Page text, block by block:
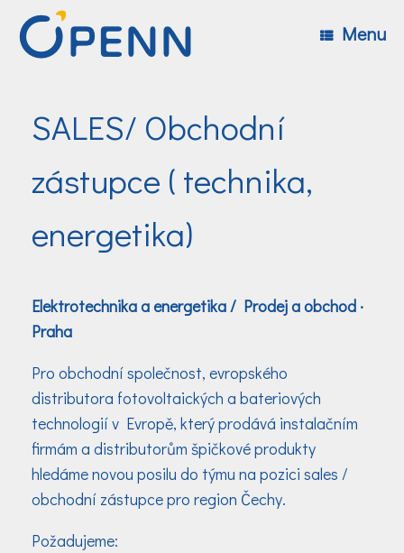
content
Menu
SALES/ Obchodní
zástupce ( technika,
energetika)
Elektrotechnika a energetika / Prodej a obchod ·
Praha
Pro obchodní společnost, evropského
distributora fotovoltaických a bateriových
technologií v Evropě, který prodává instalačním
firmám a distributorům špičkové produkty
hledáme novou posilu do týmu na pozici sales /
obchodní zástupce pro region Čechy.
Požadujeme: